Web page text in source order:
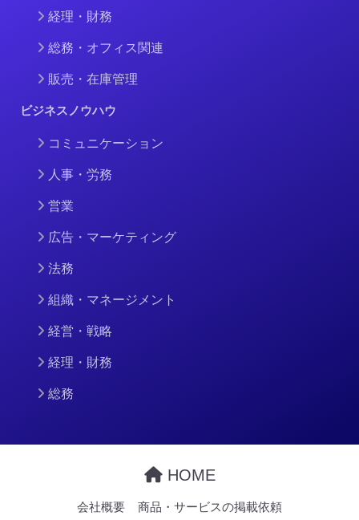
経理・財務
総務・オフィス関連
販売・在庫管理
ビジネスノウハウ
コミュニケーション
人事・労務
営業
広告・マーケティング
法務
組織・マネージメント
経営・戦略
経理・財務
総務
HOME
会社概要 商品・サービスの掲載依頼